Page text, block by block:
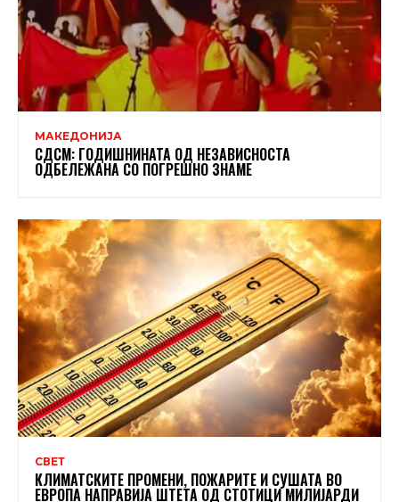
МАКЕДОНИЈА
СДСМ: ГОДИШНИНАТА ОД НЕЗАВИСНОСТА
ОДБЕЛЕЖАНА СО ПОГРЕШНО ЗНАМЕ
СВЕТ
КЛИМАТСКИТЕ ПРОМЕНИ, ПОЖАРИТЕ И СУШАТА ВО
ЕВРОПА НАПРАВИЈА ШТЕТА ОД СТОТИЦИ МИЛИЈАРДИ